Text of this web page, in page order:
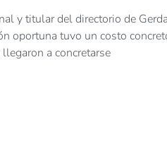
y titular del directorio de
oportuna tuvo un costo
a concretarse